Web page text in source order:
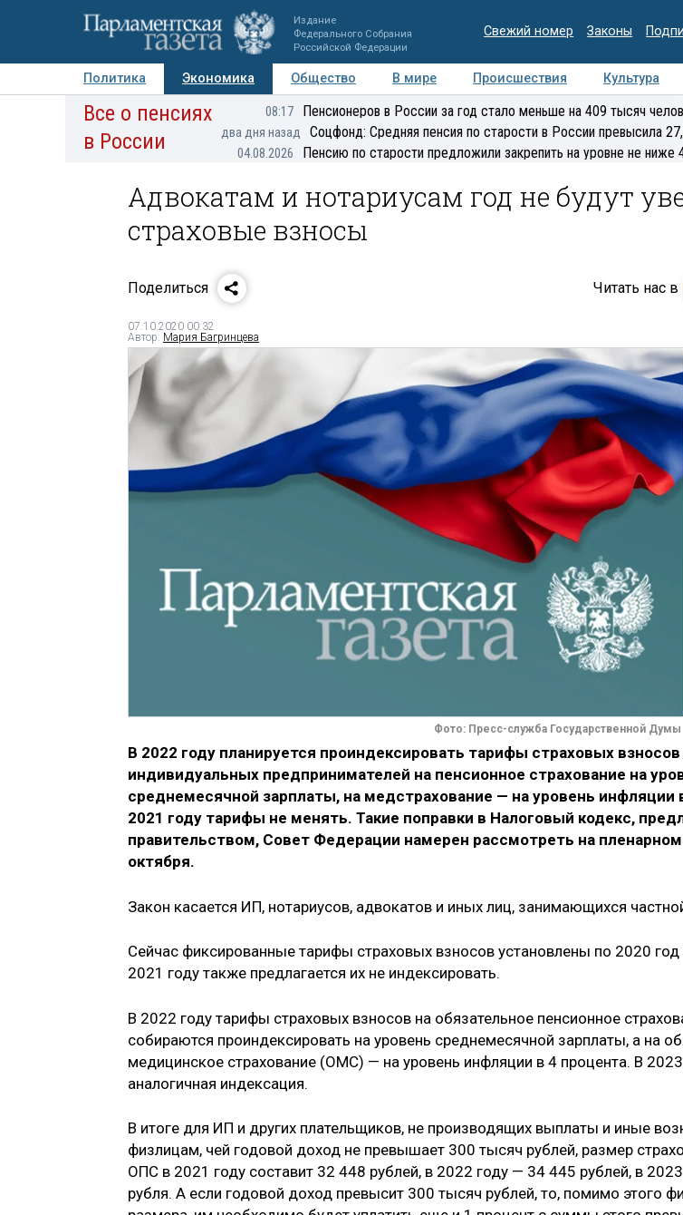
Издание
Федерального Собрания
Российской Федерации
Свежий номер Законы
Политика Экономика Общество В мире Происшествия Культура
Авторы Персоны Мнения Регионы Медиацентр Интервью
Все о пенсиях
в России
08:17 Пенсионеров в России за год стало меньше на 409 тысяч
два дня назад Соцфонд: Средняя пенсия по старости в России превысила
04.08.2026 Пенсию по старости предложили закрепить на уровне не ниже
Адвокатам и нотариусам год не будут
страховые взносы
Поделиться Читать нас в
07.10.2020 00:32
Автор: Мария Багринцева
Фото: Пресс-служба Государственной Думы
В 2022 году планируется проиндексировать тарифы страховых
индивидуальных предпринимателей на пенсионное страхование на
среднемесячной зарплаты, на медстрахование — на уровень инфляции
2021 году тарифы не менять. Такие поправки в Налоговый кодекс,
правительством, Совет Федерации намерен рассмотреть на
октября.
Закон касается ИП, нотариусов, адвокатов и иных лиц, занимающихся
Сейчас фиксированные тарифы страховых взносов установлены по 2020
2021 году также предлагается их не индексировать.
В 2022 году тарифы страховых взносов на обязательное пенсионное
собираются проиндексировать на уровень среднемесячной зарплаты, а на
медицинское страхование (ОМС) — на уровень инфляции в 4 процента. В
аналогичная индексация.
В итоге для ИП и других плательщиков, не производящих выплаты и иные
физлицам, чей годовой доход не превышает 300 тысяч рублей, размер
ОПС в 2021 году составит 32 448 рублей, в 2022 году — 34 445 рублей, в
рубля. А если годовой доход превысит 300 тысяч рублей, то, помимо этого